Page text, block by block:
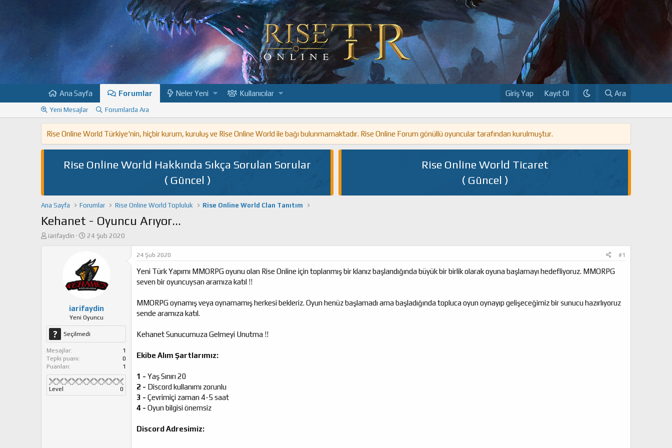
Ana Sayfa Forumlar Neler Yeni Kullanıcılar Giriş Yap Kayıt Ol Ara
Yeni Mesajlar Forumlarda Ara
Rise Online World Türkiye'nin, hiçbir kurum, kuruluş ve Rise Online World ile bağı bulunmamaktadır. Rise Online Forum gönüllü oyuncular tarafından kurulmuştur.
Rise Online World Hakkında Sıkça Sorulan Sorular
( Güncel )
Rise Online World Ticaret
( Güncel )
Ana Sayfa Forumlar Rise Online World Topluluk Rise Online World Clan Tanıtım
Kehanet - Oyuncu Arıyor...
K
a
a
n
iarifaydin
B
l
a
n
g
ç
t
a
r
i
24 Şub 2020
iarifaydin
Yeni Oyuncu
Seçilmedi
Mesajlar
1
Tepki puanı
0
Puanları
1
Level 0
24 Şub 2020 #1
Yeni Türk Yapımı MMORPG oyunu olan Rise Online için toplanmış bir klanız başlandığında büyük bir birlik olarak oyuna başlamayı hedefliyoruz. MMORPG
seven bir oyuncuysan aramıza katıl !!
MMORPG oynamış veya oynamamış herkesi bekleriz. Oyun henüz başlamadı ama başladığında topluca oyun oynayıp gelişeceğimiz bir sunucu hazırlıyoruz
sende aramıza katıl.
Kehanet Sunucumuza Gelmeyi Unutma !!
Ekibe Alım Şartlarımız:
1 - Yaş Sınırı 20
2 - Discord kullanımı zorunlu
3 - Çevrimiçi zaman 4-5 saat
4 - Oyun bilgisi önemsiz
Discord Adresimiz: